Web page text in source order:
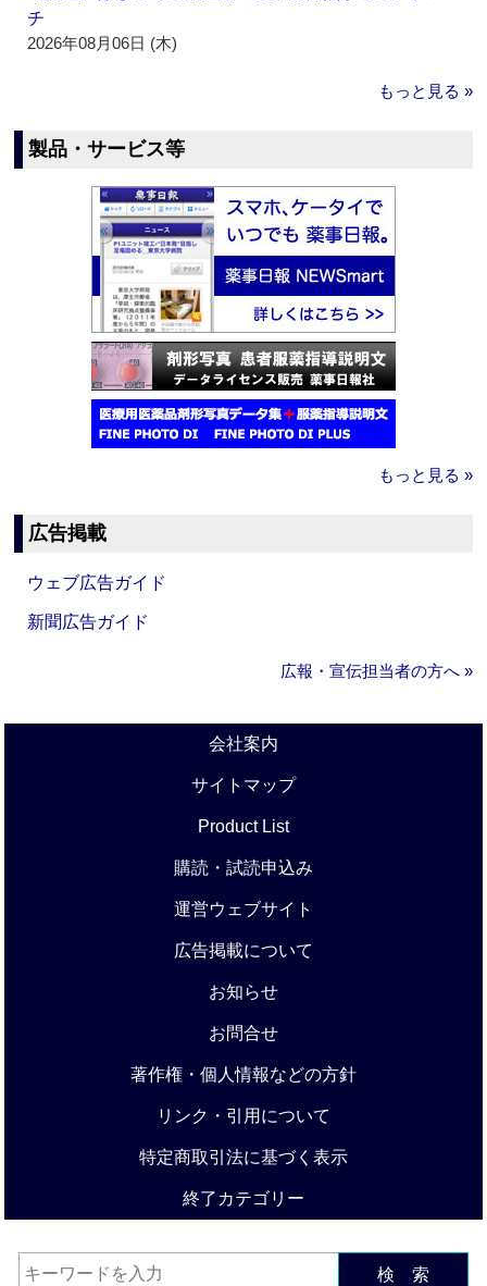
チ
2026年08月06日 (木)
もっと見る »
製品・サービス等
もっと見る »
広告掲載
ウェブ広告ガイド
新聞広告ガイド
広報・宣伝担当者の方へ »
会社案内
サイトマップ
Product List
購読・試読申込み
運営ウェブサイト
広告掲載について
お知らせ
お問合せ
著作権・個人情報などの方針
リンク・引用について
特定商取引法に基づく表示
終了カテゴリー
検 索